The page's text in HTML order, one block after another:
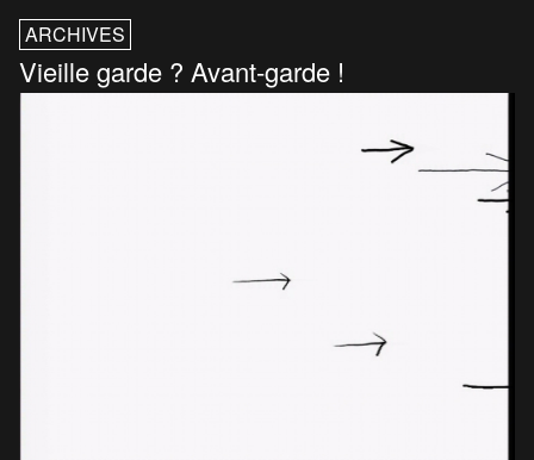
ARCHIVES
Vieille garde ? Avant-garde !